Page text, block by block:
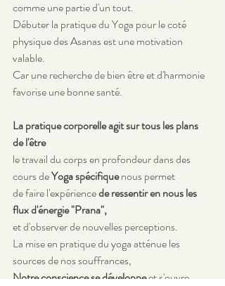
comme une partie d'un tout.
Débuter la pratique du Yoga pour le coté
physique des Asanas est une motivation
valable.
Car une recherche de bien être et d'harmonie
favorise une bonne santé.
La pratique corporelle agit sur tous les plans
de l'être
le travail du corps en profondeur dans des
cours de Yoga spécifique nous permet
de faire l'expérience de ressentir en nous les
flux d'énergie "Prana",
et d'observer de nouvelles perceptions.
La mise en pratique du yoga atténue les
sources de nos souffrances,
Notre conscience se développe et s'ouvre